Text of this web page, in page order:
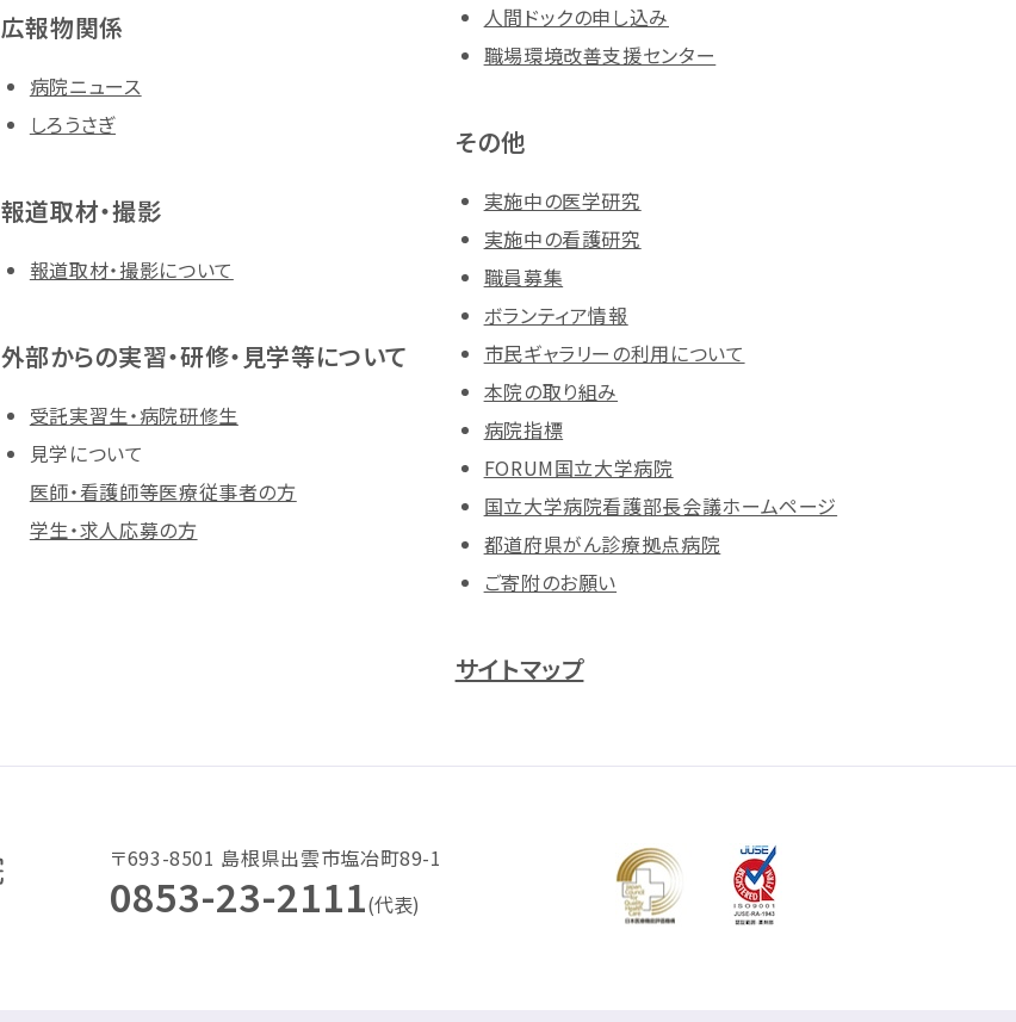
広報物関係
病院ニュース
しろうさぎ
報道取材・撮影
報道取材・撮影について
外部からの実習・研修・見学等について
受託実習生・病院研修生
見学について
医師・看護師等医療従事者の方
学生・求人応募の方
人間ドックの申し込み
職場環境改善支援センター
その他
実施中の医学研究
実施中の看護研究
職員募集
ボランティア情報
市民ギャラリーの利用について
本院の取り組み
病院指標
FORUM国立大学病院
国立大学病院看護部長会議ホームページ
都道府県がん診療拠点病院
ご寄附のお願い
サイトマップ
〒693-8501 島根県出雲市塩冶町89-1
0853-23-2111(代表)